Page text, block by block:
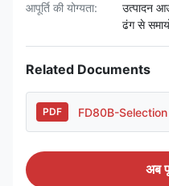
आपूर्ति की योग्यता:
उत्पादन
ढंग से
Related Documents
PDF FD80B-
अब